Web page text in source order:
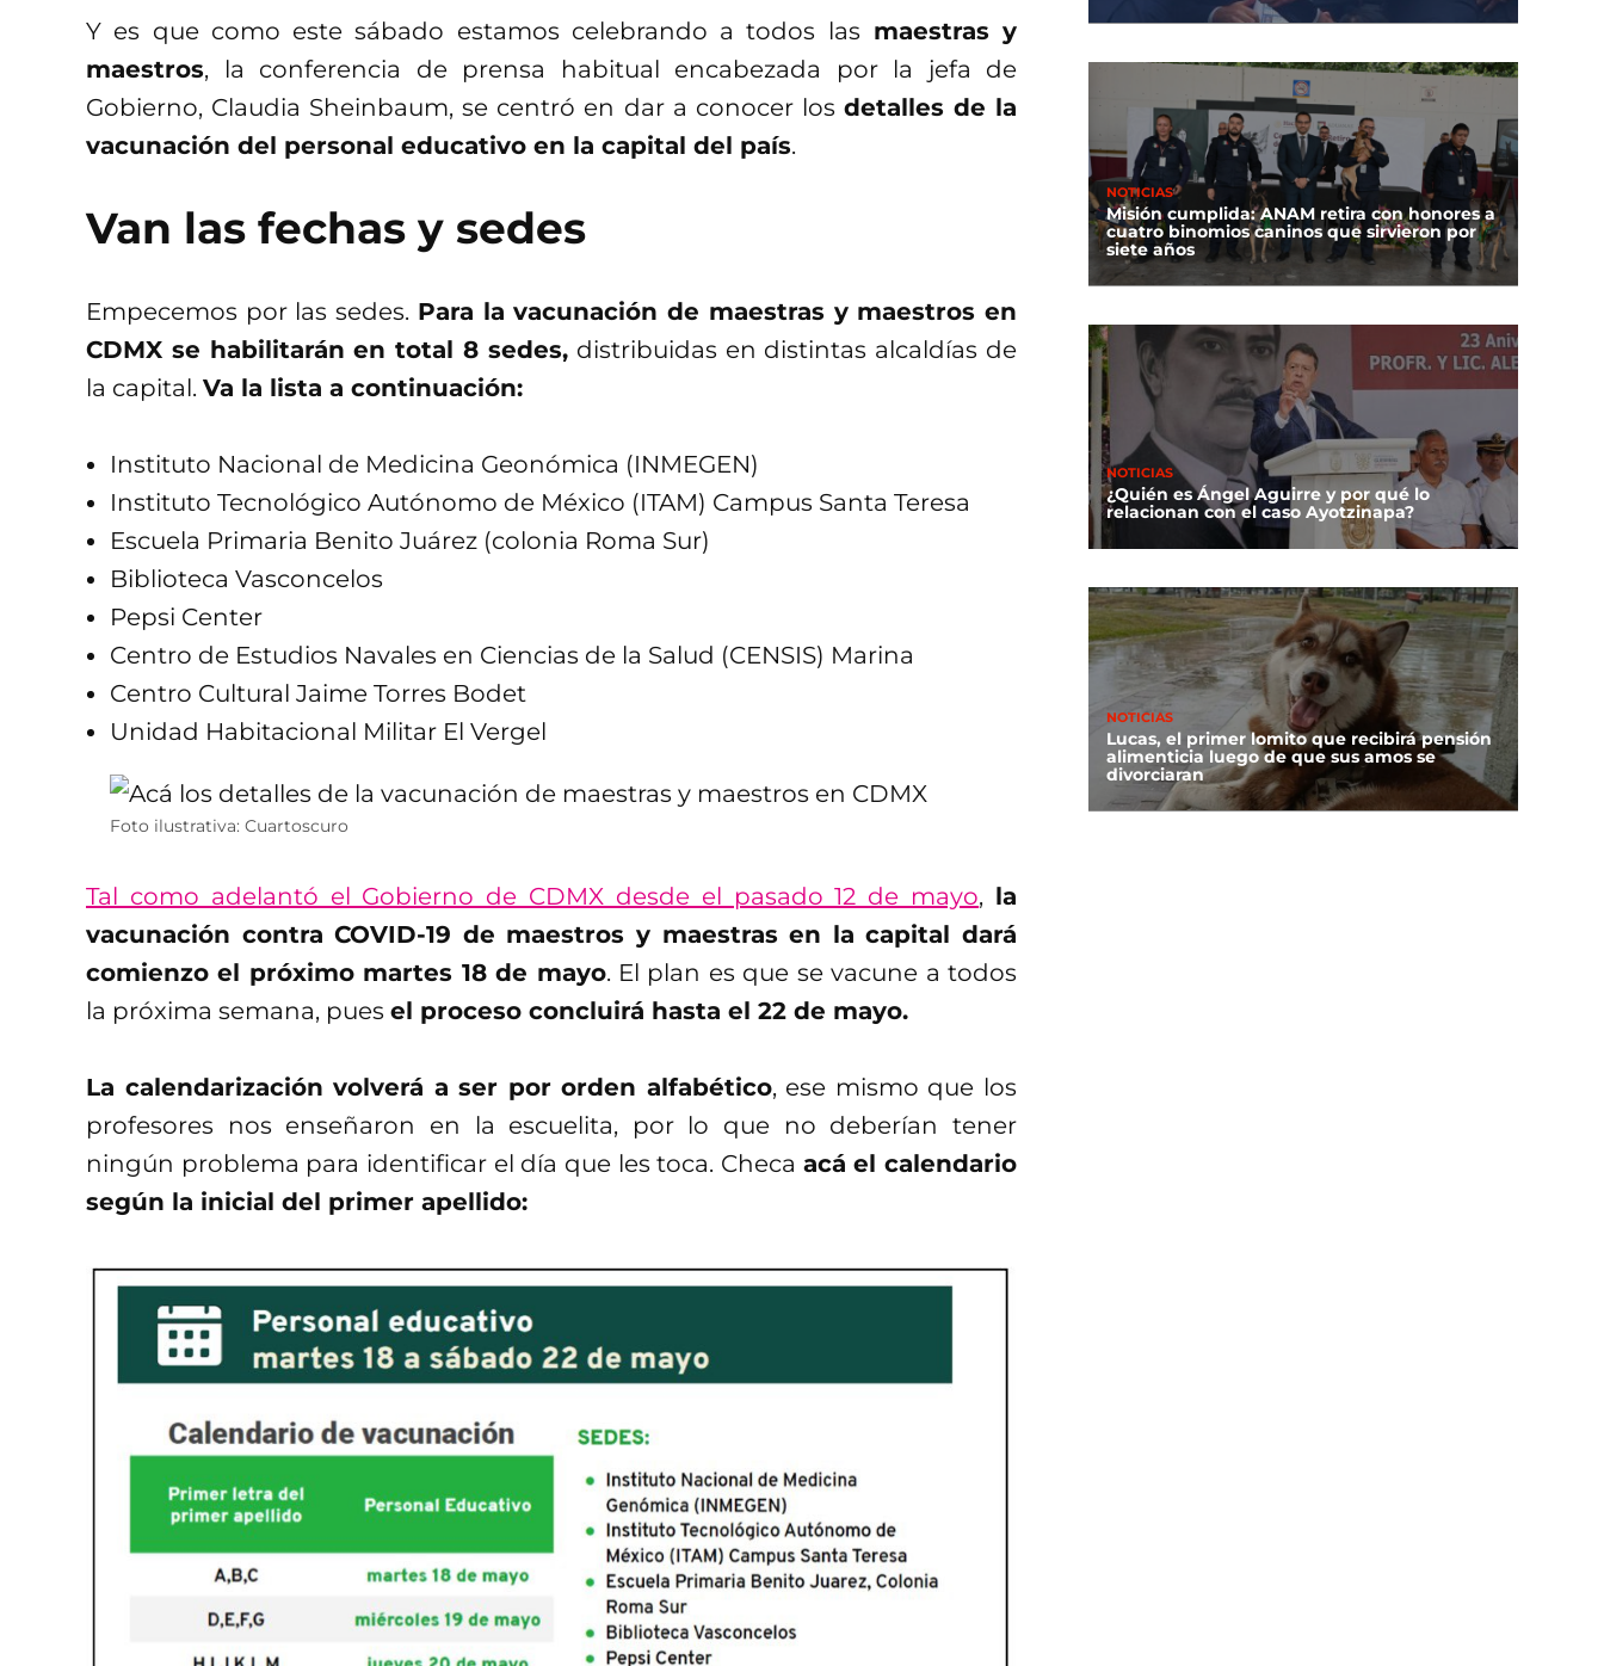
Y es que como este sábado estamos celebrando a todos las maestras y
maestros, la conferencia de prensa habitual encabezada por la jefa de
Gobierno, Claudia Sheinbaum, se centró en dar a conocer los detalles de la
vacunación del personal educativo en la capital del país.
Van las fechas y sedes
Empecemos por las sedes. Para la vacunación de maestras y maestros en
CDMX se habilitarán en total 8 sedes,distribuidas en distintas alcaldías de
la capital. Va la lista a continuación:
Instituto Nacional de Medicina Geonómica (INMEGEN)
Instituto Tecnológico Autónomo de México (ITAM) Campus Santa Teresa
Escuela Primaria Benito Juárez (colonia Roma Sur)
Biblioteca Vasconcelos
Pepsi Center
Centro de Estudios Navales en Ciencias de la Salud (CENSIS) Marina
Centro Cultural Jaime Torres Bodet
Unidad Habitacional Militar El Vergel
Foto ilustrativa: Cuartoscuro
Tal como adelantó el Gobierno de CDMX desde el pasado 12 de mayo, la
vacunación contra COVID-19 de maestros y maestras en la capital dará
comienzo el próximo martes 18 de mayo. El plan es que se vacune a todos
la próxima semana, pues el proceso concluirá hasta el 22 de mayo.
La calendarización volverá a ser por orden alfabético, ese mismo que los
profesores nos enseñaron en la escuelita, por lo que no deberían tener
ningún problema para identificar el día que les toca. Checa acá el calendario
según la inicial del primer apellido:
NOTICIAS
Misión cumplida: ANAM retira con honores a
cuatro binomios caninos que sirvieron por
siete años
NOTICIAS
¿Quién es Ángel Aguirre y por qué lo
relacionan con el caso Ayotzinapa?
NOTICIAS
Lucas, el primer lomito que recibirá pensión
alimenticia luego de que sus amos se
divorciaran